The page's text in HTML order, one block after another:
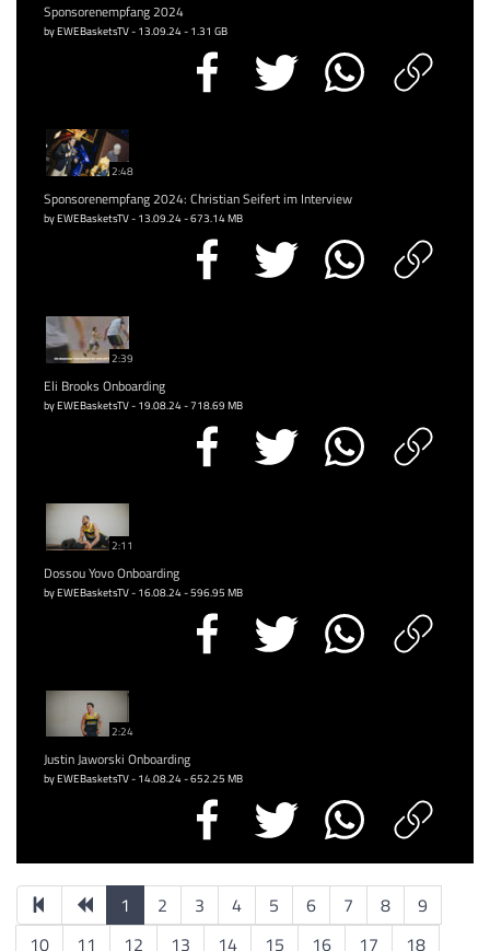
Sponsorenempfang 2024
by EWEBasketsTV - 13.09.24 - 1.31 GB
2:48
Sponsorenempfang 2024: Christian Seifert im Interview
by EWEBasketsTV - 13.09.24 - 673.14 MB
2:39
Eli Brooks Onboarding
by EWEBasketsTV - 19.08.24 - 718.69 MB
2:11
Dossou Yovo Onboarding
by EWEBasketsTV - 16.08.24 - 596.95 MB
2:24
Justin Jaworski Onboarding
by EWEBasketsTV - 14.08.24 - 652.25 MB
1 2 3 4 5 6 7 8
9
10
11 12 13 14 15 16 17 18